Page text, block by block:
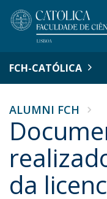
FCH-CATÓLICA
ALUMNI FCH
da